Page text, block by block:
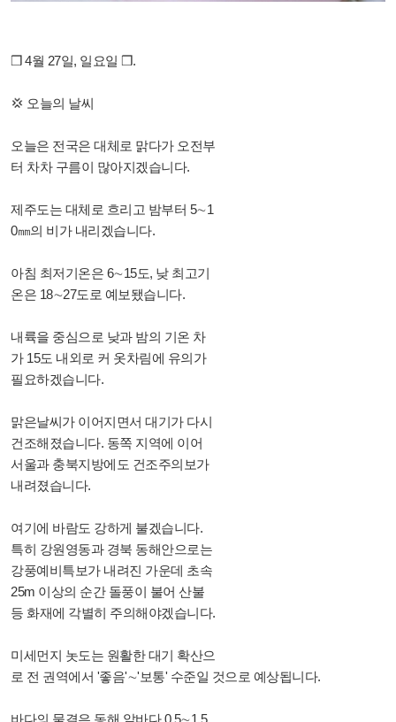
❒ 4월 27일, 일요일 ❒.
💢 오늘의 날씨
오늘은 전국은 대체로 맑다가 오전부
터 차차 구름이 많아지겠습니다.
제주도는 대체로 흐리고 밤부터 5∼1
0㎜의 비가 내리겠습니다.
아침 최저기온은 6∼15도, 낮 최고기
온은 18∼27도로 예보됐습니다.
내륙을 중심으로 낮과 밤의 기온 차
가 15도 내외로 커 옷차림에 유의가
필요하겠습니다.
맑은날씨가 이어지면서 대기가 다시
건조해졌습니다. 동쪽 지역에 이어
서울과 충북지방에도 건조주의보가
내려졌습니다.
여기에 바람도 강하게 불겠습니다.
특히 강원영동과 경북 동해안으로는
강풍예비특보가 내려진 가운데 초속
25m 이상의 순간 돌풍이 불어 산불
등 화재에 각별히 주의해야겠습니다.
미세먼지 놋도는 원활한 대기 확산으
로 전 권역에서 '좋음'∼'보통' 수준일 것으로 예상됩니다.